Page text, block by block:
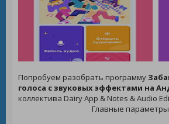
Попробуем разобрать программу
голоса с звуковых эффектами на
коллектива Dairy App & Notes & Audio
Главные